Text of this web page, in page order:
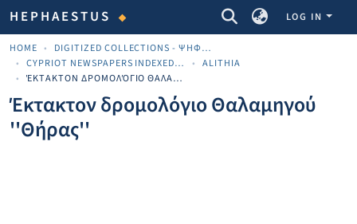
HEPHAESTUS COMMUNITIES & COLLECTIONS
LOG IN
HOME
DIGITIZED COLLECTIONS - ΨΗΦΙΟΠΟΙΗΜΈΝΕΣ ΣΥΛΛΟΓΈΣ
CYPRIOT NEWSPAPERS INDEXED MATERIAL
ALITHIA
ΈΚΤΑΚΤΟΝ ΔΡΟΜΟΛΌΓΙΟ ΘΑΛΑΜΗΓΟΎ ''ΘΉΡΑΣ''
Έκτακτον δρομολόγιο Θαλαμηγού
''Θήρας''